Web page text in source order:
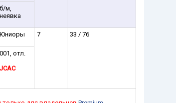
б/м,
неявка
Юниоры 7 33 / 76
001, отл.
JCAC